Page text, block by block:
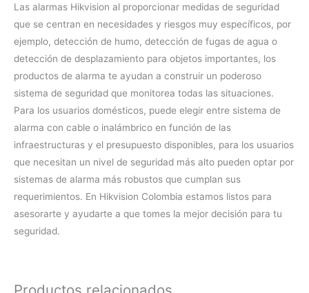
Las alarmas Hikvision al proporcionar medidas de seguridad
que se centran en necesidades y riesgos muy específicos, por
ejemplo, detección de humo, detección de fugas de agua o
detección de desplazamiento para objetos importantes, los
productos de alarma te ayudan a construir un poderoso
sistema de seguridad que monitorea todas las situaciones.
Para los usuarios domésticos, puede elegir entre sistema de
alarma con cable o inalámbrico en función de las
infraestructuras y el presupuesto disponibles, para los usuarios
que necesitan un nivel de seguridad más alto pueden optar por
sistemas de alarma más robustos que cumplan sus
requerimientos. En Hikvision Colombia estamos listos para
asesorarte y ayudarte a que tomes la mejor decisión para tu
seguridad.